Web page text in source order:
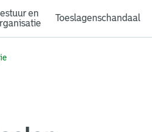
en
Toeslagenschandaal